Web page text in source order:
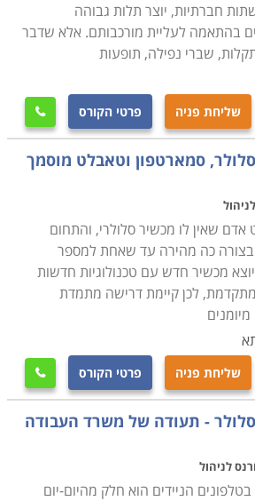
בתכנית לימודים גמישה, כך
קורס טכנאי סלולר תוך כדי העבודה
התעודה להתחיל בדרך מקצועית
חברתיות, יוצר תלות גבוהה
בהתאמה לעליית מורכבותם. אלא שדבר
שברי נפילה, תופעות
שליחת פניה פרטי הקורס 
סמארטפון וטאבלט מוסמך
אדם שאין לו מכשיר סלולרי, והתחום
כה מהירה עד שאחת למספר
מכשיר חדש עם טכנולוגיות חדשות
לכן קיימת דרישה מתמדת
שליחת פניה פרטי הקורס 
- תעודה של משרד העבודה
לניהול
הניידים הוא חלק מהיום-יום